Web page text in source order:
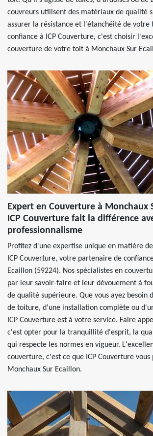
couvreurs utilisent des matériaux de qualité
assurer la résistance et l'étanchéité de votre
confiance à ICP Couverture, c'est choisir
couverture de votre toit à Monchaux Sur
Expert en Couverture à Monchaux
ICP Couverture fait la différence
professionnalisme
Profitez d'une expertise unique en matière
ICP Couverture, votre partenaire de
Ecaillon (59224). Nos spécialistes en
par leur savoir-faire et leur dévouement à
de qualité supérieure. Que vous ayez besoin
de toiture, d'une installation complète ou
ICP Couverture est à votre service. Faire
c'est opter pour la tranquillité d'esprit, la
qui respecte les normes en vigueur.
couverture, c'est ce que ICP Couverture vous
Monchaux Sur Ecaillon.